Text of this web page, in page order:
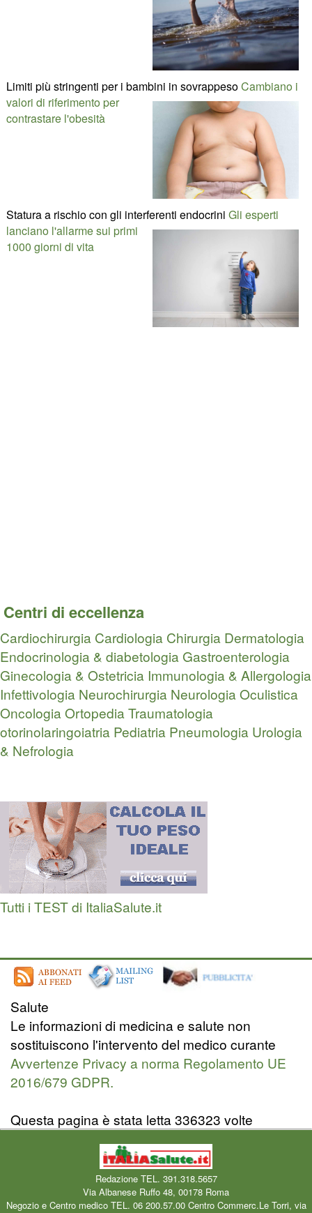
Limiti più stringenti per i bambini in sovrappesoCambiano i
valori di riferimento per
contrastare l'obesità
Statura a rischio con gli interferenti endocrini Gli esperti
lanciano l'allarme sui primi
1000 giorni di vita
Centri di eccellenza
Cardiochirurgia Cardiologia Chirurgia Dermatologia
Endocrinologia & diabetologia Gastroenterologia
Ginecologia & Ostetricia Immunologia & Allergologia
Infettivologia Neurochirurgia NeurologiaOculistica
OncologiaOrtopedia Traumatologia
otorinolaringoiatria Pediatria Pneumologia Urologia
& Nefrologia
Tutti i TEST di ItaliaSalute.it
Salute
Le informazioni di medicina e salute non
sostituiscono l'intervento del medico curante
Avvertenze Privacy a norma Regolamento UE
2016/679 GDPR.
Questa pagina è stata letta 336323 volte
Redazione TEL. 391.318.5657
Via Albanese Ruffo 48, 00178 Roma
Negozio e Centro medico TEL. 06 200.57.00 Centro Commerc.Le Torri, via